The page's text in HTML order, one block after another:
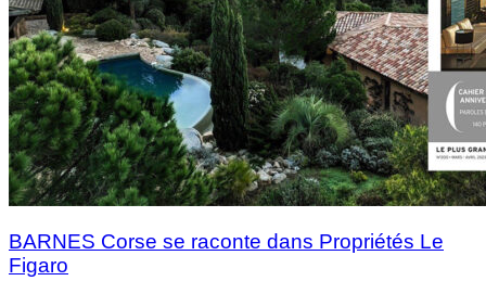
BARNES Corse se raconte dans Propriétés Le
Figaro